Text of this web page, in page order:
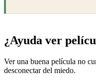
¿Ayuda ver
Ver una buena película no
desconectar del miedo.